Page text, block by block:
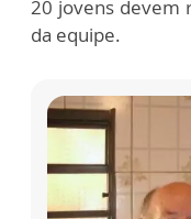
20 jovens devem
da equipe.